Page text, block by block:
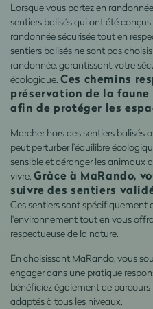
Lorsque vous partez en
sentiers balisés qui ont été
randonnée sécurisée tout en
sentiers balisés ne sont pas
randonnée, garantissant votre
écologique. Ces chemins
préservation de la
afin de protéger les
Marcher hors des sentiers balisés
peut perturber l’équilibre
sensible et déranger les animaux
vivre. Grâce à MaRando,
suivre des sentiers
Ces sentiers sont spécifiquement
l'environnement tout en vous
respectueuse de la nature.
En choisissant MaRando, vous
engager dans une pratique
bénéficiez également de
adaptés à tous les niveaux.